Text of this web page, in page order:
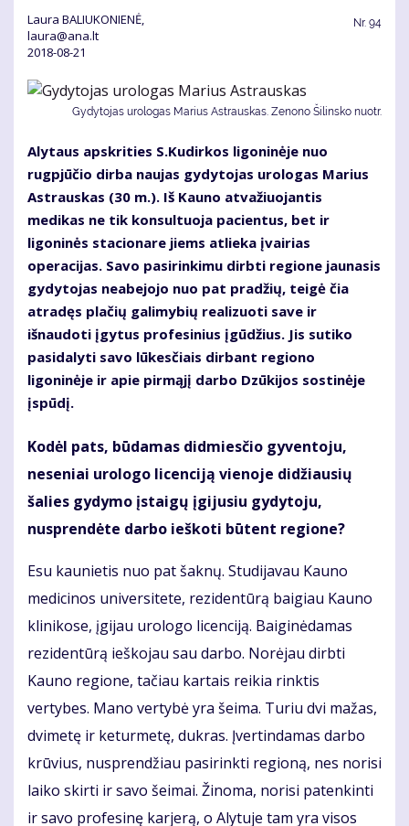
Laura BALIUKONIENĖ,
laura@ana.lt
2018-08-21
Nr. 94
Gydytojas urologas Marius Astrauskas. Zenono Šilinsko nuotr.
Alytaus apskrities S.Kudirkos ligoninėje nuo
rugpjūčio dirba naujas gydytojas urologas Marius
Astrauskas (30 m.). Iš Kauno atvažiuojantis
medikas ne tik konsultuoja pacientus, bet ir
ligoninės stacionare jiems atlieka įvairias
operacijas. Savo pasirinkimu dirbti regione jaunasis
gydytojas neabejojo nuo pat pradžių, teigė čia
atradęs plačių galimybių realizuoti save ir
išnaudoti įgytus profesinius įgūdžius. Jis sutiko
pasidalyti savo lūkesčiais dirbant regiono
ligoninėje ir apie pirmąjį darbo Dzūkijos sostinėje
įspūdį.
Kodėl pats, būdamas didmiesčio gyventoju,
neseniai urologo licenciją vienoje didžiausių
šalies gydymo įstaigų įgijusiu gydytoju,
nusprendėte darbo ieškoti būtent regione?
Esu kaunietis nuo pat šaknų. Studijavau Kauno
medicinos universitete, rezidentūrą baigiau Kauno
klinikose, įgijau urologo licenciją. Baiginėdamas
rezidentūrą ieškojau sau darbo. Norėjau dirbti
Kauno regione, tačiau kartais reikia rinktis
vertybes. Mano vertybė yra šeima. Turiu dvi mažas,
dvimetę ir keturmetę, dukras. Įvertindamas darbo
krūvius, nusprendžiau pasirinkti regioną, nes norisi
laiko skirti ir savo šeimai. Žinoma, norisi patenkinti
ir savo profesinę karjerą, o Alytuje tam yra visos